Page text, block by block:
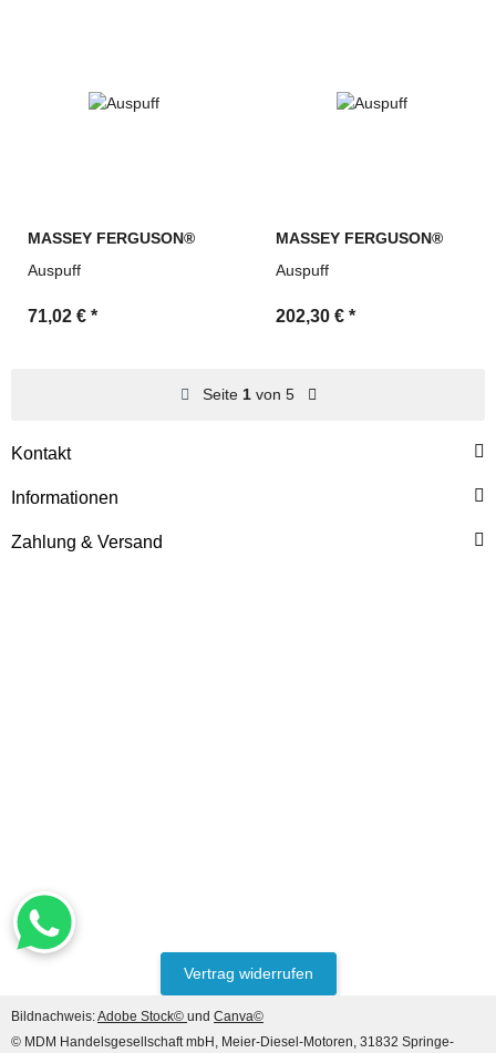
MASSEY FERGUSON®
Auspuff
71,02 € *
MASSEY FERGUSON®
Auspuff
202,30 € *
Seite 1von 5
Kontakt
Informationen
Zahlung & Versand
Vertrag widerrufen
Bildnachweis:Adobe Stock© und Canva©
© MDM Handelsgesellschaft mbH, Meier-Diesel-Motoren, 31832 Springe-